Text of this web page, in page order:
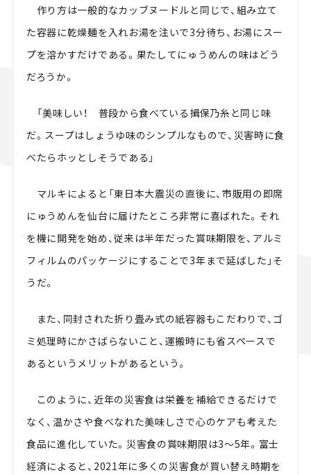
作り方は一般的なカッブヌードルと同じで、組み立て
た容器に乾燥麺を入れお湯を注いで3分待ち、お湯にスー
プを溶かすだけである。果たしてにゅうめんの味はどう
だろうか。
「美味しい！ 普段から食べている揖保乃糸と同じ味
だ。スープはしょうゆ味のシンプルなもので、災害時に食
べたらホッとしそうである」
マルキによると「東日本大震災の直後に、市販用の即席
にゅうめんを仙台に届けたところ非常に喜ばれた。それ
を機に開発を始め、従来は半年だった賞味期限を、アルミ
フィルムのパッケージにすることで3年まで延ばした」そ
うだ。
また、同封された折り畳み式の紙容器もこだわりで、ゴ
ミ処理時にかさばらないこと、運搬時にも省スペースで
あるというメリットがあるという。
このように、近年の災害食は栄養を補給できるだけで
なく、温かさや食べなれた美味しさで心のケアも考えた
食品に進化していた。災害食の賞味期限は3～5年。富士
経済によると、2021年に多くの災害食が買い替え時期を